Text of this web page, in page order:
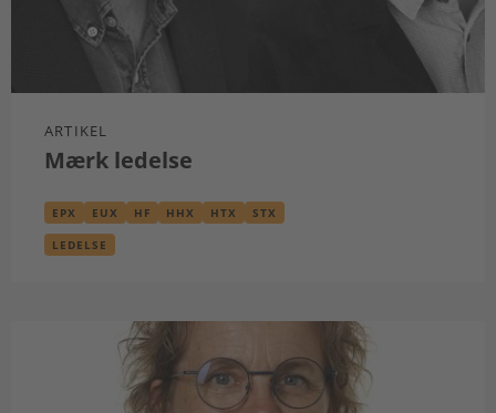
ARTIKEL
Mærk ledelse
EPX EUX HF HHX HTX STX
LEDELSE